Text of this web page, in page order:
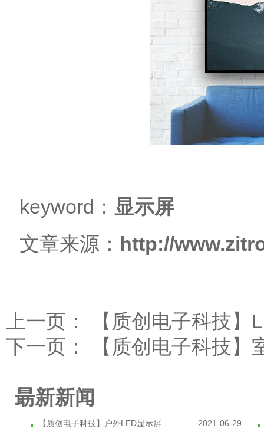
keyword： 显示屏
文章来源： http://
上一页：
【质创电子科技
下一页：
【质创电子科技
朂新新闻
【质创电子科技】户外LED显示屏... 2021-06-29